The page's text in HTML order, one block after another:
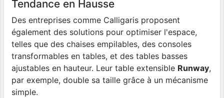
Tendance en Hausse
Des entreprises comme Calligaris proposent
également des solutions pour optimiser l'espace,
telles que des chaises empilables, des consoles
transformables en tables, et des tables basses
ajustables en hauteur. Leur table extensible Runway,
par exemple, double sa taille grâce à un mécanisme
simple.